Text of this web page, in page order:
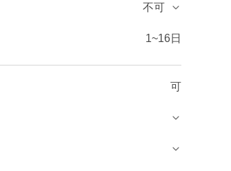
不可
1~16日
可